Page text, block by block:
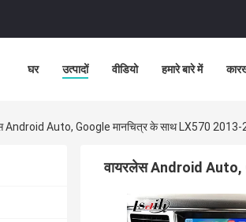
घर उत्पादों वीडियो हमारे बारे में
Android Auto, Google मानचित्र के साथ LX570
वायरलेस Android Auto,